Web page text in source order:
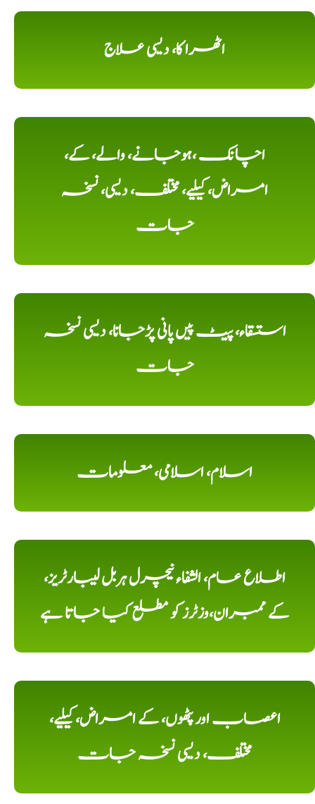
اٹھرا کا، دیسی علاج
اچانک ،ہوجانے، والے، کے،
امراض، کیلیے، مختلف، دیسی، نسخہ
جات
استسقاء، پیٹ پیں پانی پڑجانا، دیسی نسخہ
جات
اسلام، اسلامی، معلومات
اطلاع عام، الشفاء نیچرل ہربل لیبارٹریز،
کے ممبران،وزٹرز کو مطلع کیا جاتا ہے
اعصاب اور پٹھوں، کے امراض، کیلیے،
مختلف، دیسی نسخہ جات